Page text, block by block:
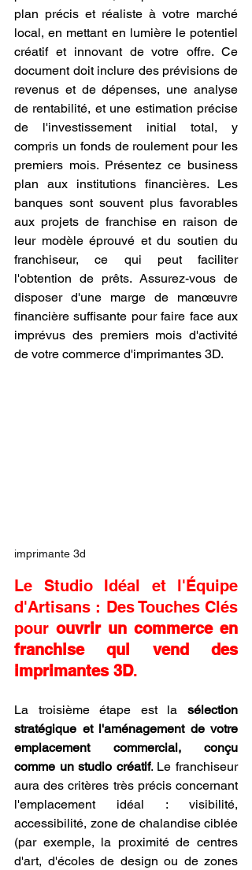
plan précis et réaliste à votre marché
local, en mettant en lumière le potentiel
créatif et innovant de votre offre. Ce
document doit inclure des prévisions de
revenus et de dépenses, une analyse
de rentabilité, et une estimation précise
de l'investissement initial total, y
compris un fonds de roulement pour les
premiers mois. Présentez ce business
plan aux institutions financières. Les
banques sont souvent plus favorables
aux projets de franchise en raison de
leur modèle éprouvé et du soutien du
franchiseur, ce qui peut faciliter
l'obtention de prêts. Assurez-vous de
disposer d'une marge de manœuvre
financière suffisante pour faire face aux
imprévus des premiers mois d'activité
de votre commerce d'imprimantes 3D.
imprimante 3d
Le Studio Idéal et l'Équipe
d'Artisans : Des Touches Clés
pour ouvrir un commerce en
franchise qui vend des
imprimantes 3D.
La troisième étape est la sélection
stratégique et l'aménagement de votre
emplacement commercial, conçu
comme un studio créatif. Le franchiseur
aura des critères très précis concernant
l'emplacement idéal : visibilité,
accessibilité, zone de chalandise ciblée
(par exemple, la proximité de centres
d'art, d'écoles de design ou de zones